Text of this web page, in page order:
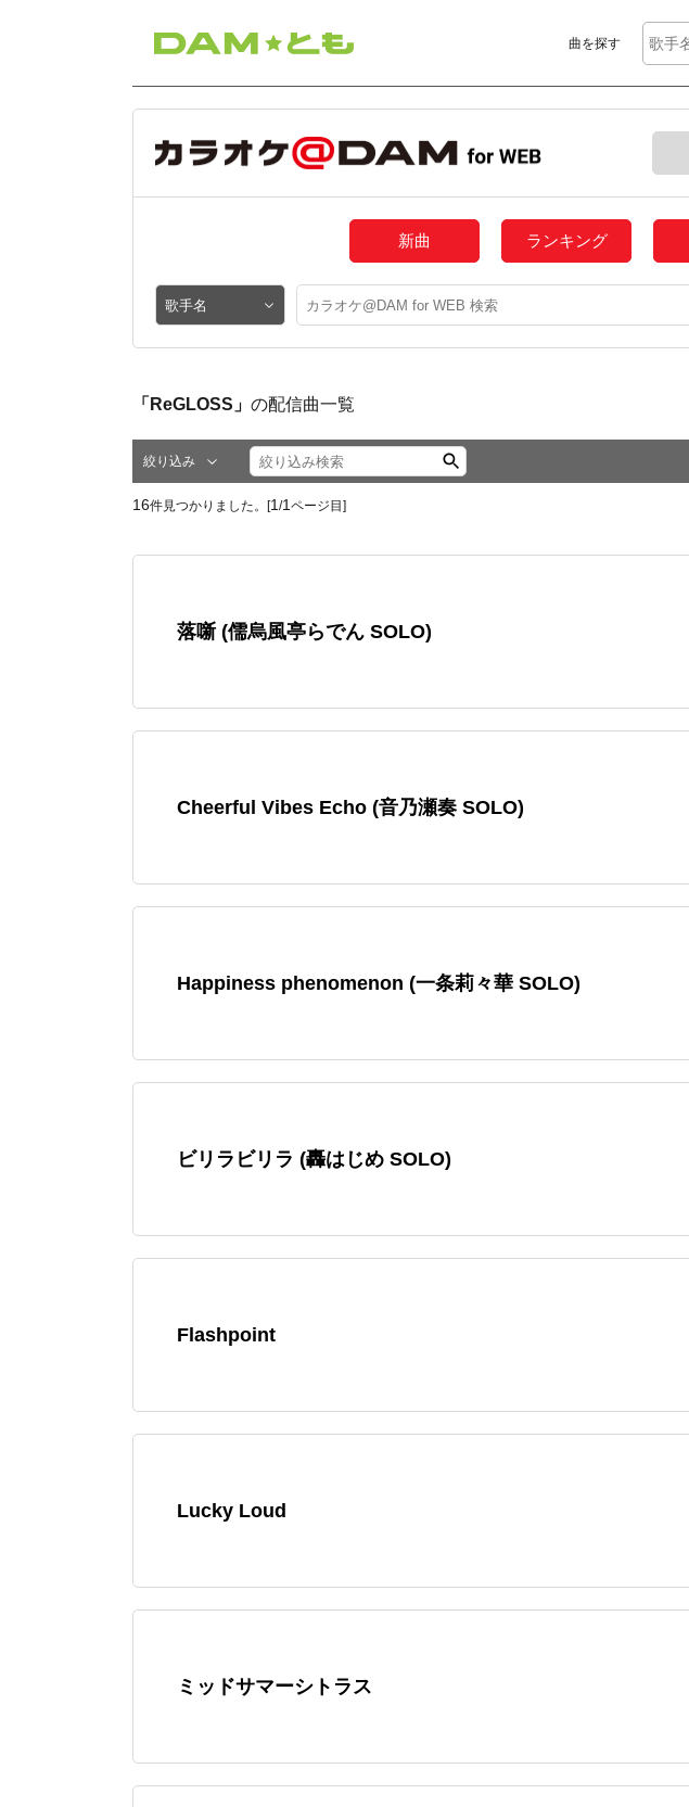
曲を探す
新曲 ランキング
「ReGLOSS」 の配信曲一覧
絞り込み
16件見つかりました。[1 /1 ページ目]
落噺 (儒烏風亭らでん SOLO)
Cheerful Vibes Echo (音乃瀬奏 SOLO)
Happiness phenomenon (一条莉々華 SOLO)
ビリラビリラ (轟はじめ SOLO)
Flashpoint
Lucky Loud
ミッドサマーシトラス